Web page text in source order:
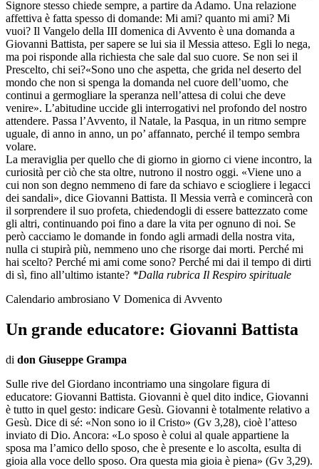
Signore stesso chiede sempre, a partire da Adamo. Una relazione
affettiva è fatta spesso di domande: Mi ami? quanto mi ami? Mi
vuoi? Il Vangelo della III domenica di Avvento è una domanda a
Giovanni Battista, per sapere se lui sia il Messia atteso. Egli lo nega,
ma poi risponde alla richiesta che sale dal suo cuore. Se non sei il
Prescelto, chi sei?«Sono uno che aspetta, che grida nel deserto del
mondo che non si spenga la domanda nel cuore dell’uomo, che
continui a germogliare la speranza nell’attesa di colui che deve
venire». L’abitudine uccide gli interrogativi nel profondo del nostro
attendere. Passa l’Avvento, il Natale, la Pasqua, in un ritmo sempre
uguale, di anno in anno, un po’ affannato, perché il tempo sembra
volare.
La meraviglia per quello che di giorno in giorno ci viene incontro, la
curiosità per ciò che sta oltre, nutrono il nostro oggi. «Viene uno a
cui non son degno nemmeno di fare da schiavo e sciogliere i legacci
dei sandali», dice Giovanni Battista. Il Messia verrà e comincerà con
il sorprendere il suo profeta, chiedendogli di essere battezzato come
gli altri, continuando poi fino a dare la vita per ognuno di noi. Se
però cacciamo le domande in fondo agli armadi della nostra vita,
nulla ci stupirà più, nemmeno uno che risorge dai morti. Perché mi
hai scelto? Perché mi ami come sono? Perché mi dai il tempo di dirti
di sì, fino all’ultimo istante? *Dalla rubrica Il Respiro spirituale
Calendario ambrosiano V Domenica di Avvento
Un grande educatore: Giovanni Battista
di don Giuseppe Grampa
Sulle rive del Giordano incontriamo una singolare figura di
educatore: Giovanni Battista. Giovanni è quel dito indice, Giovanni
è tutto in quel gesto: indicare Gesù. Giovanni è totalmente relativo a
Gesù. Dice di sé: «Non sono io il Cristo» (Gv 3,28), cioè l’atteso
inviato di Dio. Ancora: «Lo sposo è colui al quale appartiene la
sposa ma l’amico dello sposo, che è presente e lo ascolta, esulta di
gioia alla voce dello sposo. Ora questa mia gioia è piena» (Gv 3,29).